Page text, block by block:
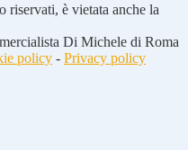
è vietata anche la
Di Michele di Roma
policy - Privacy policy